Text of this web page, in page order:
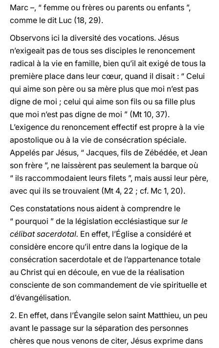
Marc –, “ femme ou frères ou parents ou enfants ”,
comme le dit Luc (18, 29).
Observons ici la diversité des vocations. Jésus
n’exigeait pas de tous ses disciples le renoncement
radical à la vie en famille, bien qu’il ait exigé de tous la
première place dans leur cœur, quand il disait : “ Celui
qui aime son père ou sa mère plus que moi n’est pas
digne de moi ; celui qui aime son fils ou sa fille plus
que moi n’est pas digne de moi ” (Mt 10, 37).
L’exigence du renoncement effectif est propre à la vie
apostolique ou à la vie de consécration spéciale.
Appelés par Jésus, “ Jacques, fils de Zébédée, et Jean
son frère ”, ne laissèrent pas seulement la barque où
“ ils raccommodaient leurs filets ”, mais aussi leur père,
avec qui ils se trouvaient (Mt 4, 22 ; cf. Mc 1, 20).
Ces constatations nous aident à comprendre le
“ pourquoi ” de la législation ecclésiastique sur le
célibat sacerdotal. En effet, l’Église a considéré et
considère encore qu’il entre dans la logique de la
consécration sacerdotale et de l’appartenance totale
au Christ qui en découle, en vue de la réalisation
consciente de son commandement de vie spirituelle et
d’évangélisation.
2. En effet, dans l’Évangile selon saint Matthieu, un peu
avant le passage sur la séparation des personnes
chères que nous venons de citer, Jésus exprime dans